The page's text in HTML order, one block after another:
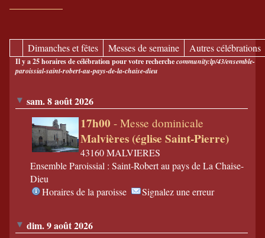
Dimanches et fêtes Messes de semaine Autres célébrations
Il y a 25 horaires de célébration pour votre recherchecommunity:lp/43/ensemble-
paroissial-saint-robert-au-pays-de-la-chaise-dieu
sam. 8 août 2026
17h00 - Messe dominicale
Malvières (église Saint-Pierre)
43160 MALVIERES
Ensemble Paroissial : Saint-Robert au pays de La Chaise-
Dieu
Horaires de la paroisse
Signalez une erreur
dim. 9 août 2026